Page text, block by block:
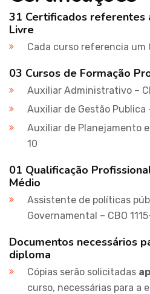
31 Certificados referentes
Livre
Cada curso referencia
03 Cursos de Formação
Auxiliar Administrativo –
Auxiliar de Gestão Publica
Auxiliar de Planejamento e
10
01 Qualificação
Médio
Assistente de políticas
Governamental – CBO
Documentos necessários
diploma
Cópias serão solicitadas
curso, necessárias para a